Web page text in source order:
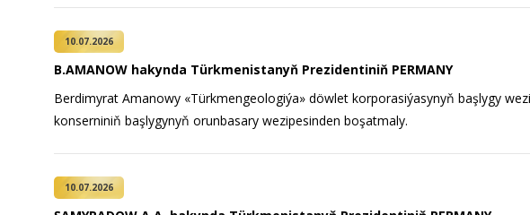
10.07.2026
B.AMANOW hakynda Türkmenistanyň Prezidentiniň PERMANY
Berdimyrat Amanowy «Türkmengeologiýa» döwlet korporasiýasynyň başlygy
konserniniň başlygynyň orunbasary wezipesinden boşatmaly.
10.07.2026